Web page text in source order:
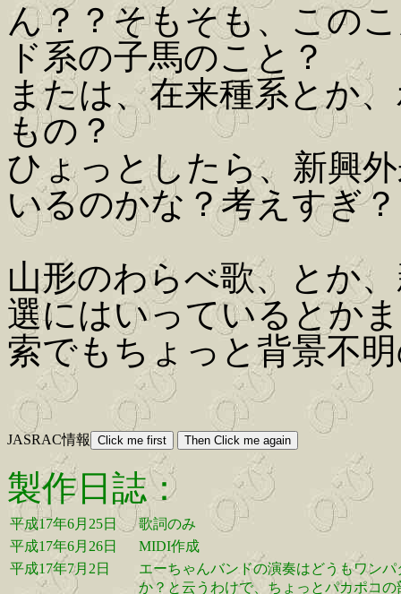
ん？？そもそも、この
ド系の子馬のこと？
または、在来種系とか
もの？
ひょっとしたら、新興
いるのかな？考えすぎ？
山形のわらべ歌、とか
選にはいっているとか
索でもちょっと背景不
JASRAC情報
製作日誌：
平成17年6月25日
歌詞のみ
平成17年6月26日
MIDI作成
平成17年7月2日
エーちゃんバンドの演奏はどうもワン
か？と云うわけで、ちょっとパカポコ